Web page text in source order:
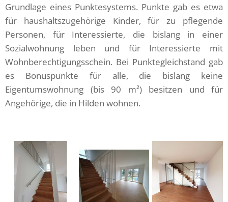
Grundlage eines Punktesystems. Punkte gab es etwa
für haushaltszugehörige Kinder, für zu pflegende
Personen, für Interessierte, die bislang in einer
Sozialwohnung leben und für Interessierte mit
Wohnberechtigungsschein. Bei Punktegleichstand gab
es Bonuspunkte für alle, die bislang keine
Eigentumswohnung (bis 90 m²) besitzen und für
Angehörige, die in Hilden wohnen.